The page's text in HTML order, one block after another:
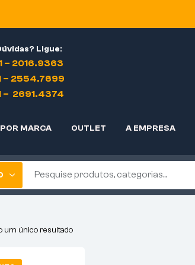
MARCA OUTLET A EMPRESA
Ligue:
– 2016.9363
– 2554.7699
– 2691.4374
um único resultado